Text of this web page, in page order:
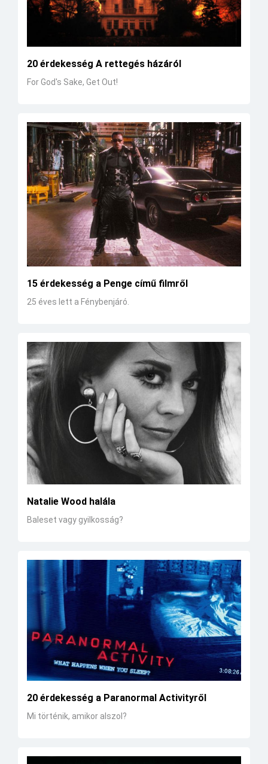
20 érdekesség A rettegés házáról
For God's Sake, Get Out!
15 érdekesség a Penge című filmről
25 éves lett a Fénybenjáró.
Natalie Wood halála
Baleset vagy gyilkosság?
20 érdekesség a Paranormal Activityről
Mi történik, amikor alszol?